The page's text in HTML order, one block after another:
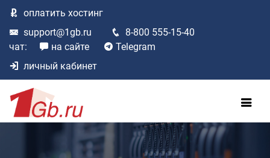
оплатить хостинг
support@1gb.ru
8-800 555-15-40
чат:
на сайте
Telegram
личный кабинет